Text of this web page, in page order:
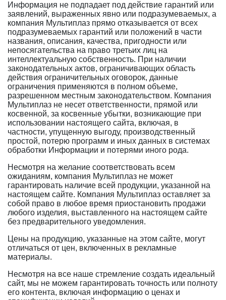
Информация не подпадает под действие гарантий или
заявлений, выраженных явно или подразумеваемых, а
компания Мультиплаз прямо отказывается от всех
подразумеваемых гарантий или положений в части
названия, описания, качества, пригодности или
непосягательства на право третьих лиц на
интеллектуальную собственность. При наличии
законодательных актов, ограничивающих область
действия ограничительных оговорок, данные
ограничения применяются в полном объеме,
разрешенном местным законодательством. Компания
Мультиплаз не несет ответственности, прямой или
косвенной, за косвенные убытки, возникающие при
использовании настоящего сайта, включая, в
частности, упущенную выгоду, производственный
простой, потерю программ и иных данных в системах
обработки Информации и потерями иного рода.
Несмотря на желание соответствовать всем
ожиданиям, компания Мультиплаз не может
гарантировать наличие всей продукции, указанной на
настоящем сайте. Компания Мультиплаз оставляет за
собой право в любое время приостановить продажи
любого изделия, выставленного на настоящем сайте
без предварительного уведомления.
Цены на продукцию, указанные на этом сайте, могут
отличаться от цен, включенных в рекламные
материалы.
Несмотря на все наше стремление создать идеальный
сайт, мы не можем гарантировать точность или полноту
его контента, включая информацию о ценах и